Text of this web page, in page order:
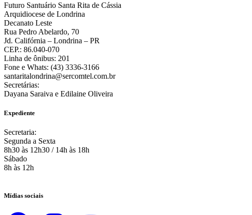
Futuro Santuário Santa Rita de Cássia
Arquidiocese de Londrina
Decanato Leste
Rua Pedro Abelardo, 70
Jd. Califórnia – Londrina – PR
CEP.: 86.040-070
Linha de ônibus: 201
Fone e Whats: (43) 3336-3166
santaritalondrina@sercomtel.com.br
Secretárias:
Dayana Saraiva e Edilaine Oliveira
Expediente
Secretaria:
Segunda a Sexta
8h30 às 12h30 / 14h às 18h
Sábado
8h às 12h
Mídias sociais